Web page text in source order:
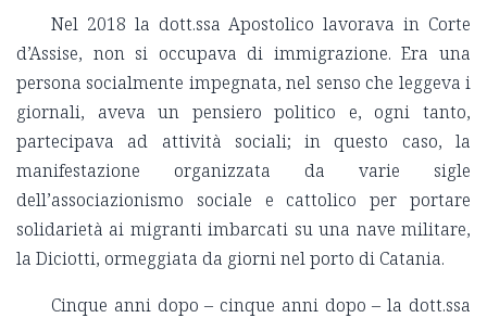
Nel 2018 la dott.ssa Apostolico lavorava in Corte
d’Assise, non si occupava di immigrazione. Era una
persona socialmente impegnata, nel senso che leggeva i
giornali, aveva un pensiero politico e, ogni tanto,
partecipava ad attività sociali; in questo caso, la
manifestazione organizzata da varie sigle
dell’associazionismo sociale e cattolico per portare
solidarietà ai migranti imbarcati su una nave militare,
la Diciotti, ormeggiata da giorni nel porto di Catania.
Cinque anni dopo – cinque anni dopo – la dott.ssa